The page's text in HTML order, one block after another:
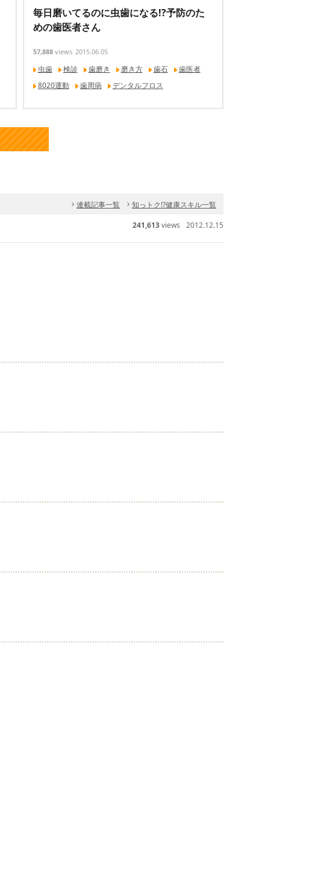
毎日磨いてるのに虫歯になる!?予防のた
めの歯医者さん
57,888views 2015.06.05
虫歯 検診 歯磨き 磨き方 歯石
歯医者
8020運動
歯周病 デンタルフロス
連載記事一覧
知っトク!?健康スキル一覧
241,613views 2012.12.15